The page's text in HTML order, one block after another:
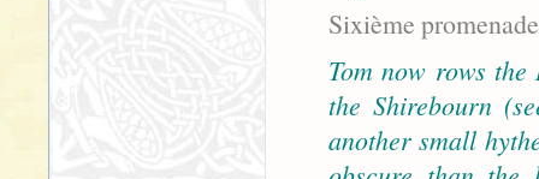
Sixième
Tom now rows
the Shirebourn
another small